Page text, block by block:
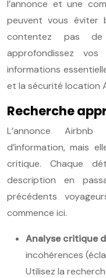
l’annonce et une
peuvent vous éviter
contentez pas
approfondissez
informations
et la sécurité location
Recherche
L’annonce
d’information, mais
critique. Chaque
description en
précédents
commence ici.
Analyse critique
incohérences
Utilisez la